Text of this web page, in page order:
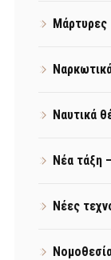
Μάρτυρες
Ναυτικά
Νέα τάξη
Νέες